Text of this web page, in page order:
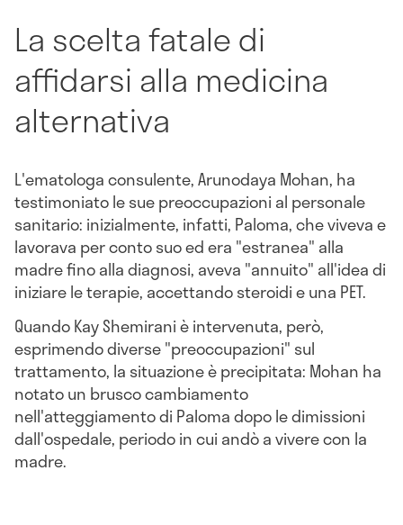
La scelta fatale di
affidarsi alla medicina
alternativa
L'ematologa consulente, Arunodaya Mohan, ha
testimoniato le sue preoccupazioni al personale
sanitario: inizialmente, infatti, Paloma, che viveva e
lavorava per conto suo ed era "estranea" alla
madre fino alla diagnosi, aveva "annuito" all'idea di
iniziare le terapie, accettando steroidi e una PET.
Quando Kay Shemirani è intervenuta, però,
esprimendo diverse "preoccupazioni" sul
trattamento, la situazione è precipitata: Mohan ha
notato un brusco cambiamento
nell'atteggiamento di Paloma dopo le dimissioni
dall'ospedale, periodo in cui andò a vivere con la
madre.